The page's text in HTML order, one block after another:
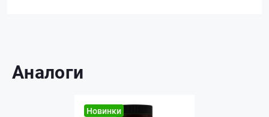
Аналоги
Новинки